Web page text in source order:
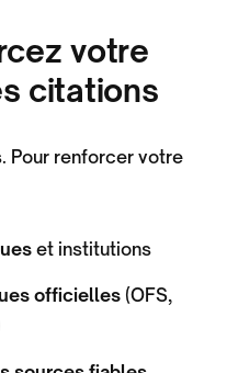
votre
citations
Pour renforcer votre
et institutions
officielles (OFS,